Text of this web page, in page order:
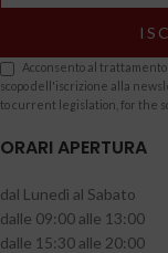
Acconsento al
scopo dell'iscrizione alla
to current legislation, for the
ORARI APERTURA
dal Lunedì al Sabato
dalle 09:00 alle 13:00
dalle 15:30 alle 20:00